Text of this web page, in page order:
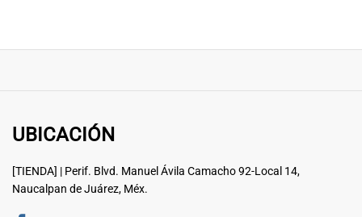
UBICACIÓN
[TIENDA] | Perif. Blvd. Manuel Ávila Camacho 92-Local 14,
Naucalpan de Juárez, Méx.